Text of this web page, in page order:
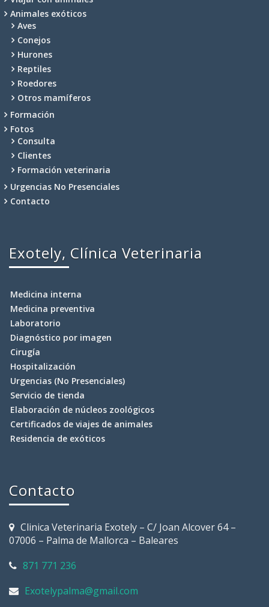
Animales exóticos
Aves
Conejos
Hurones
Reptiles
Roedores
Otros mamíferos
Formación
Fotos
Consulta
Clientes
Formación veterinaria
Urgencias No Presenciales
Contacto
Exotely, Clínica Veterinaria
Medicina interna
Medicina preventiva
Laboratorio
Diagnóstico por imagen
Cirugía
Hospitalización
Urgencias (No Presenciales)
Servicio de tienda
Elaboración de núcleos zoológicos
Certificados de viajes de animales
Residencia de exóticos
Contacto
Clinica Veterinaria Exotely – C/ Joan Alcover 64 –
07006 – Palma de Mallorca – Baleares
871 771 236
Exotelypalma@gmail.com